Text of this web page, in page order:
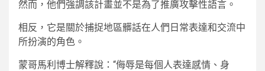
然而，他們強調該計畫並不是為了推廣攻擊性語言。
相反，它是關於捕捉地區髒話在人們日常表達和交流中
所扮演的角色。
蒙哥馬利博士解釋說：“侮辱是每個人表達感情、身